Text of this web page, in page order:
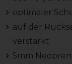
optimaler
auf der
verstärkt
5mm